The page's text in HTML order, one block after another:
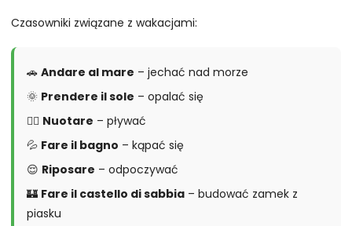
Czasowniki związane z wakacjami:
🚗 Andare al mare – jechać nad morze
🌞 Prendere il sole – opalać się
🏊‍♀️ Nuotare – pływać
💦 Fare il bagno – kąpać się
😌 Riposare – odpoczywać
🏰 Fare il castello di sabbia – budować zamek z
piasku